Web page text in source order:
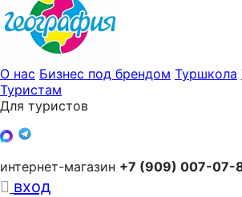
О нас Бизнес под брендом Туршкола
Туристам
Для туристов
интернет-магазин +7 (909) 007-07-
вход